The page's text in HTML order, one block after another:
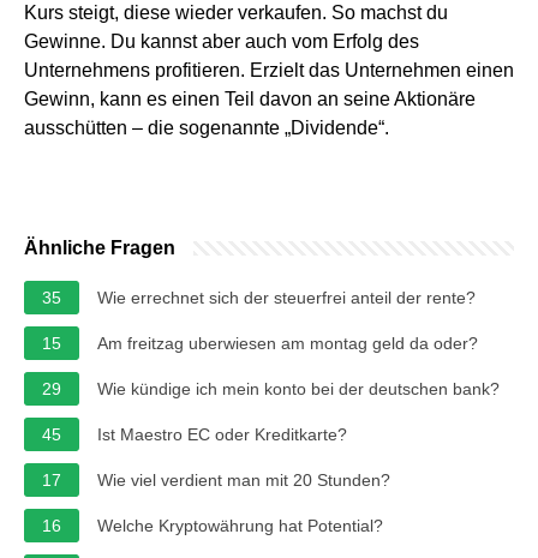
Kurs steigt, diese wieder verkaufen. So machst du
Gewinne. Du kannst aber auch vom Erfolg des
Unternehmens profitieren. Erzielt das Unternehmen einen
Gewinn, kann es einen Teil davon an seine Aktionäre
ausschütten – die sogenannte „Dividende“.
Ähnliche Fragen
35 Wie errechnet sich der steuerfrei anteil der rente?
15 Am freitzag uberwiesen am montag geld da oder?
29 Wie kündige ich mein konto bei der deutschen bank?
45 Ist Maestro EC oder Kreditkarte?
17 Wie viel verdient man mit 20 Stunden?
16 Welche Kryptowährung hat Potential?